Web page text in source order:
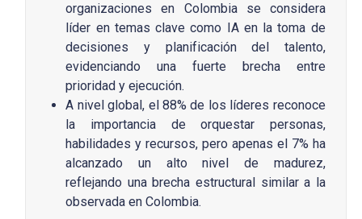
organizaciones en Colombia se considera
líder en temas clave como IA en la toma de
decisiones y planificación del talento,
evidenciando una fuerte brecha entre
prioridad y ejecución.
A nivel global, el 88% de los líderes reconoce
la importancia de orquestar personas,
habilidades y recursos, pero apenas el 7% ha
alcanzado un alto nivel de madurez,
reflejando una brecha estructural similar a la
observada en Colombia.